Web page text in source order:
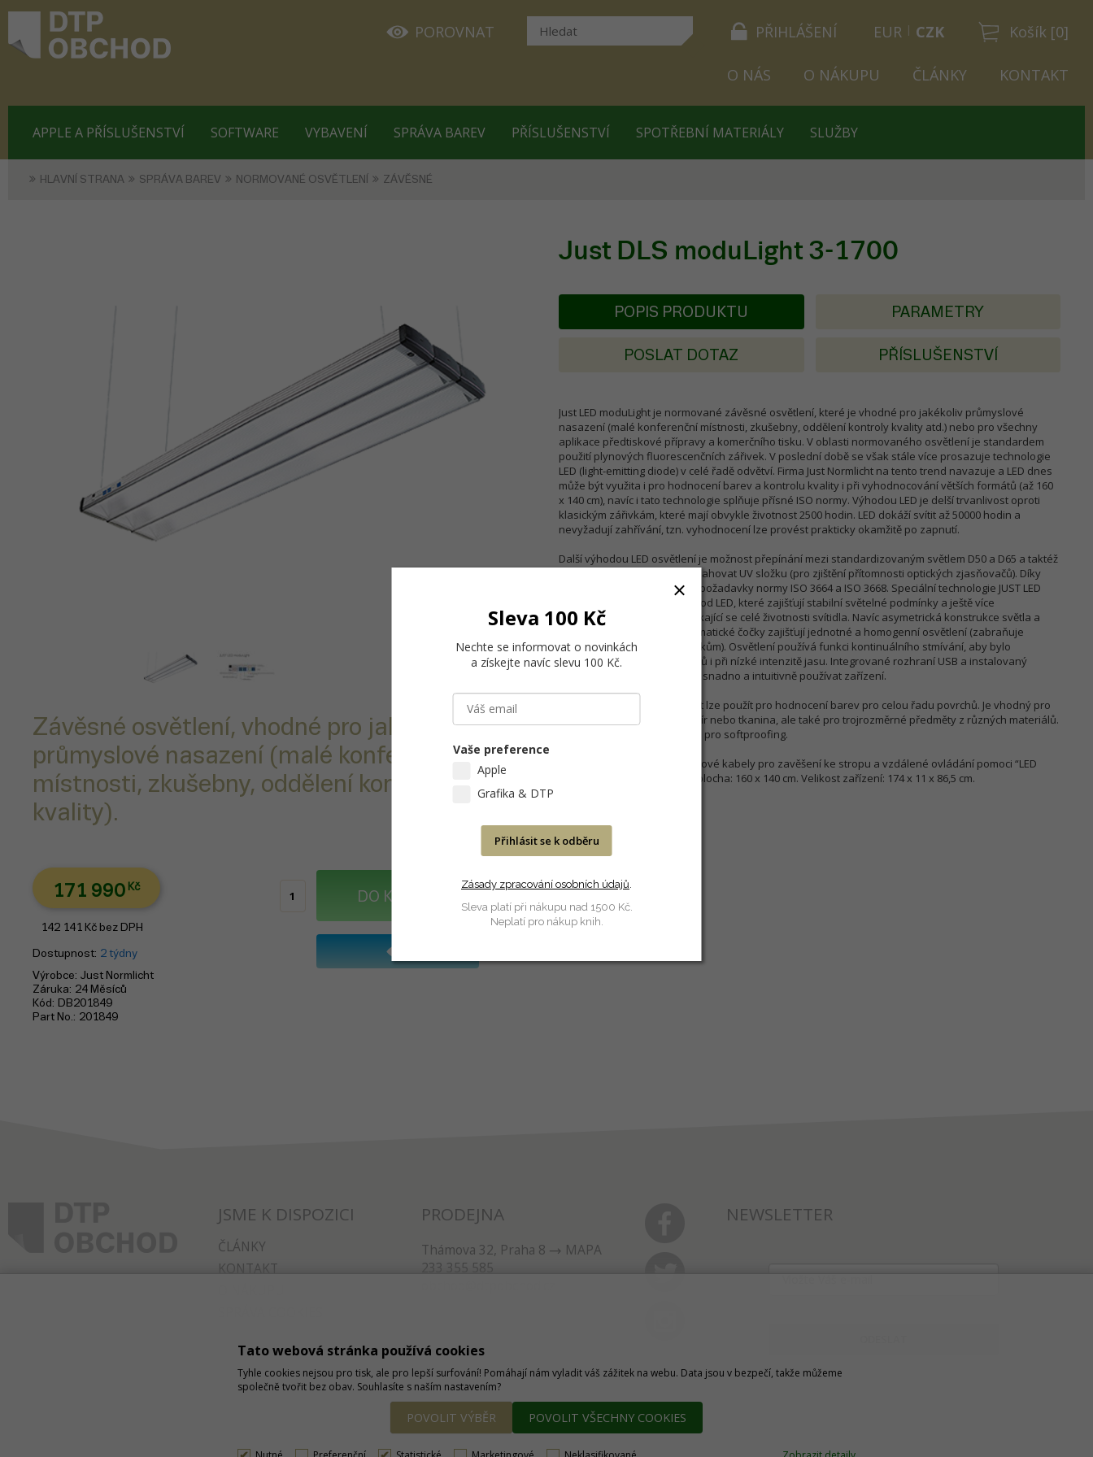
PŘIHLÁŠENÍ Košík [0]
POROVNAT EUR CZK
O NÁS O NÁKUPU ČLÁNKY KONTAKT
APPLE A PŘÍSLUŠENSTVÍ SOFTWARE VYBAVENÍ SPRÁVA BAREV PŘÍSLUŠENSTVÍ SPOTŘEBNÍ MATERIÁLY SLUŽBY
HLAVNÍ STRANA SPRÁVA BAREV NORMOVANÉ OSVĚTLENÍ ZÁVĚSNÉ
Just DLS moduLight 3-1700
Závěsné osvětlení, vhodné pro jakékoliv
průmyslové nasazení (malé konferenční
místnosti, zkušebny, oddělení kontroly
kvality).
171 990 Kč
142 141 Kč bez DPH
Dostupnost 2 týdny
Výrobce Just Normlicht
Záruka 24 Měsíců
Kód
DB201849
Part No. 201849
DO KOŠÍKU
POPIS PRODUKTU PARAMETRY
POSLAT DOTAZ PŘÍSLUŠENSTVÍ
Just LED moduLight je normované závěsné osvětlení, které je vhodné pro jakékoliv průmyslové
nasazení (malé konferenční místnosti, zkušebny, oddělení kontroly kvality atd.) nebo pro všechny
aplikace předtiskové přípravy a komerčního tisku. V oblasti normovaného osvětlení je standardem
použití plynových fluorescenčních zářivek. V poslední době se však stále více prosazuje technologie
LED (light-emitting diode) v celé řadě odvětví. Firma Just Normlicht na tento trend navazuje a LED dnes
může být využita i pro hodnocení barev a kontrolu kvality i při vyhodnocování větších formátů (až 160
x 140 cm), navíc i tato technologie splňuje přísné ISO normy. Výhodou LED je delší trvanlivost oproti
klasickým zářivkám, které mají obvykle životnost 2500 hodin. LED dokáží svítit až 50000 hodin a
nevyžadují zahřívání, tzn. vyhodnocení lze provést prakticky okamžitě po zapnutí.
Další výhodou LED osvětlení je možnost přepínání mezi standardizovaným světlem D50 a D65 a taktéž
může a nemusí osvětlení obsahovat UV složku (pro zjištění přítomnosti optických zjasňovačů). Díky
tomu Just moduLight splňuje požadavky normy ISO 3664 a ISO 3668. Speciální technologie JUST LED
využívá několik barevných diod LED, které zajišťují stabilní světelné podmínky a ještě více
harmonizované spektrum týkající se celé životnosti svítidla. Navíc asymetrická konstrukce světla a
využití speciální Frensel-prismatické čočky zajišťují jednotné a homogenní osvětlení (zabraňuje
nechteným odrazům a odleskům). Osvětlení používá funkci kontinuálního stmívání, aby bylo
dosaženo nejlepších výsledků i při nízké intenzitě jasu. Integrované rozhraní USB a instalovaný
ovládací panel LED pomáhají snadno a intuitivně používat zařízení.
Modulight JUST LED Modulight lze použít pro hodnocení barev pro celou řadu povrchů. Je vhodný pro
ploché předměty, jako je papír nebo tkanina, ale také pro trojrozměrné předměty z různých materiálů.
Stejně tak je zařízení vhodné pro softproofing.
Volitelně jsou k dispozici ocelové kabely pro zavěšení ke stropu a vzdálené ovládání pomoci “LED
Remote Control”. Osvětlená plocha: 160 x 140 cm. Velikost zařízení: 174 x 11 x 86,5 cm.
JSME K DISPOZICI
ČLÁNKY
KONTAKT
PRODEJNA
Thámova 32, Praha 8
MAPA
233 355 585
NEWSLETTER
Tato webová stránka používá cookies
Tyhle cookies nejsou pro tisk, ale pro lepší surfování! Pomáhají nám vyladit váš zážitek na webu. Data jsou v bezpečí, takže můžeme
společně tvořit bez obav. Souhlasíte s naším nastavením?
POVOLIT VÝBĚR POVOLIT VŠECHNY COOKIES
Sleva 100 Kč
Nechte se informovat o novinkách
a získejte navíc slevu 100 Kč.
Vaše preference
Apple
Grafika & DTP
Přihlásit se k odběru
Zásady zpracování osobních údajů
Sleva platí při nákupu nad 1500 Kč.
Neplatí pro nákup knih.